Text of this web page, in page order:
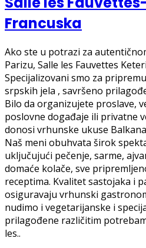
Francuska
Ako ste u potrazi za
Parizu, Salle les Fauvettes
Specijalizovani smo za
srpskih jela , savršeno
Bilo da organizujete proslave,
poslovne događaje ili privatne
donosi vrhunske ukuse
Naš meni obuhvata širok
uključujući pečenje, sarme,
domaće kolače, sve
receptima. Kvalitet sastojaka i
osiguravaju vrhunski
nudimo i vegetarijanske i
prilagođene različitim
les..